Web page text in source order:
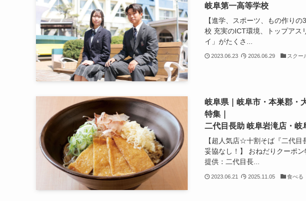
岐阜第一高等学校
【進学、スポーツ、もの作り
校 充実のICT環境、トップアス
イ」がたくさ...
2023.06.23 2026.06.29 スクー
岐阜県｜岐阜市・本巣郡・
特集｜
二代目長助 岐阜岩滝店・
【超人気店☆十割そば『二代目
妥協なし！】 おねだりクーポ
提供：二代目長...
2023.06.21 2025.11.05 食べる